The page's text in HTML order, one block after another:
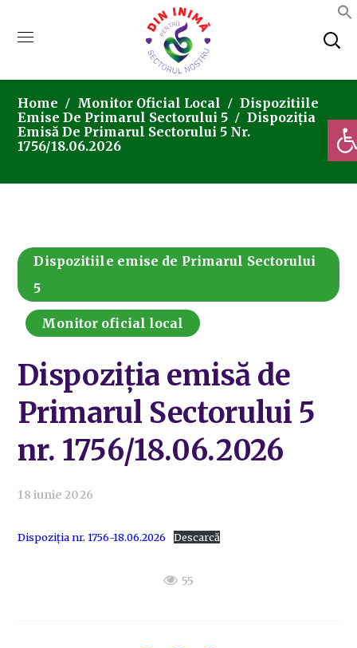
Home Monitor Oficial Local
Dispozitiile
Emise De Primarul Sectorului 5
Dispoziția
Emisă De Primarul Sectorului 5 Nr.
1756/18.06.2026
Dispozitiile emise de Primarul Sectorului
5
Monitor oficial local
Dispoziția emisă de
Primarul Sectorului 5
nr. 1756/18.06.2026
18 iunie 2026
Dispoziția nr. 1756-18.06.2026 Descarcă
55